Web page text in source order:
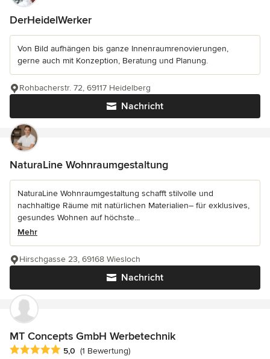
DerHeidelWerker
Von Bild aufhängen bis ganze Innenraumrenovierungen,
gerne auch mit Konzeption, Beratung und Planung.
Nachricht
Rohbacherstr. 72, 69117 Heidelberg
NaturaLine Wohnraumgestaltung
NaturaLine Wohnraumgestaltung schafft stilvolle und
nachhaltige Räume mit natürlichen Materialien– für exklusives,
gesundes Wohnen auf höchste...
Mehr
Nachricht
Hirschgasse 23, 69168 Wiesloch
MT Concepts GmbH Werbetechnik
Durchschnittliche Bewertung: 5 von 5 Sternen
5,0 (1 Bewertung)